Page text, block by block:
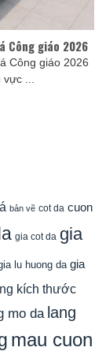
Công giáo 2026
Công giáo 2026
vực ...
bản vẽ cot da cuon
gia cot da gia
lu huong da gia
kích thước
mo da lang
mau cuon